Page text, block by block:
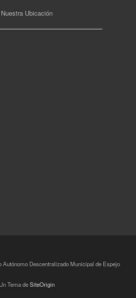
Nuestra Ubicación
Autónomo Descentralizado Municipal de Espejo
Un Tema deSiteOrigin